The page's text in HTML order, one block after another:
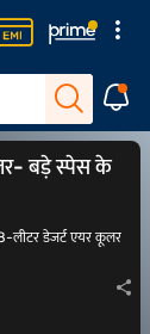
टावर एयर कूलर्स
बड़े स्पेस के
लीटर डेजर्ट एयर कूलर